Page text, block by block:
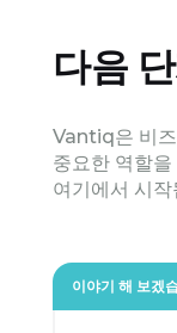
다음
Vantiq은 비즈
중요한 역할
여기에서 시작
이야기 해 보겠